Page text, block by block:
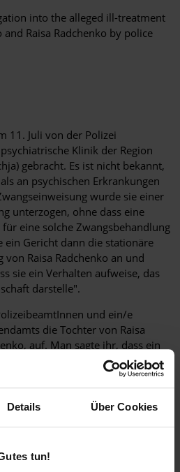
Details Über Cookies
tun!
into the alleged ill-treatment
Raisa Radchenko by police
11. Juli von der Polizei
Klinik der Region
gebracht. Es ist nicht bekannt,
an psychischen Erkrankungen
wurde sie einer
unterzogen, ohne dass eine
eine solche Zwangsbehandlung
ein Gericht dann die stationäre
Raisa Radchenko an und
sie ein Verhalten aufweise, das
darstelle".
und ein/e
die Tochter von Raisa
auf. Man sagte ihr, dass ein
Kindesmissbrauchs bei
sei. Weiterhin erklärten sie, dass
durchgeführt werde, um zu
Sohn in Pflege gegeben
hat sowohl die